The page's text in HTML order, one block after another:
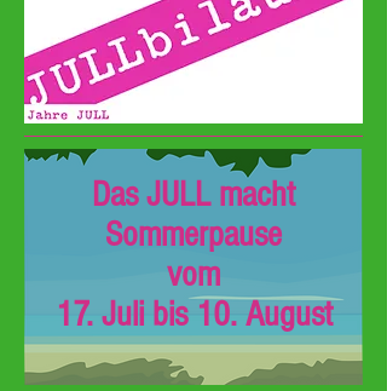
Das JULL macht
Sommerpause
vom
17. Juli bis 10. August